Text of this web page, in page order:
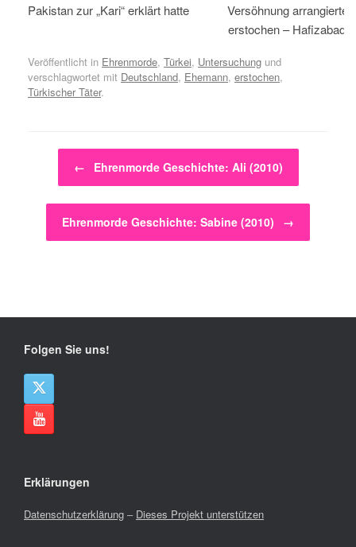
Pakistan zur „Kari“ erklärt hatte
Versöhnung
erstochen – Hafizabad,
Veröffentlicht in Ehrenmorde, Türkei, Untersuchung und
verschlagwortet mit Deutschland, Ehemann, erstochen,
Türkischer Täter.
Beitragsnavigation
← Ehrenmorde Geschichte: Ali (2010)
Ehrenmorde Geschichte: Sabine (2010) →
Folgen Sie uns!
Erklärungen
Datenschutzerklärung – Dieses Projekt unterstützen